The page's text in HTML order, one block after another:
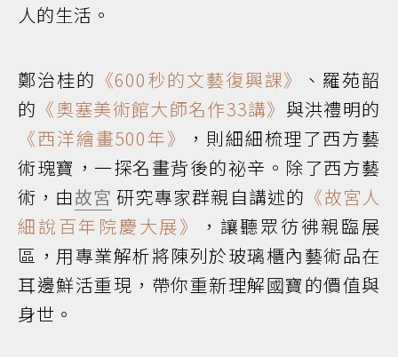
人的生活。
鄭治桂的 《600秒的文藝復興課》
、羅苑韶
的 《奧塞美術館大師名作33講》 與洪禮明的
《西洋繪畫500年》
，則細細梳理了西方藝
術瑰寶，一探名畫背後的祕辛。除了西方藝
術，由故宮 研究專家群親自講述的 《故宮人
細說百年院慶大展》
，讓聽眾彷彿親臨展
區，用專業解析將陳列於玻璃櫃內藝術品在
耳邊鮮活重現，帶你重新理解國寶的價值與
身世。